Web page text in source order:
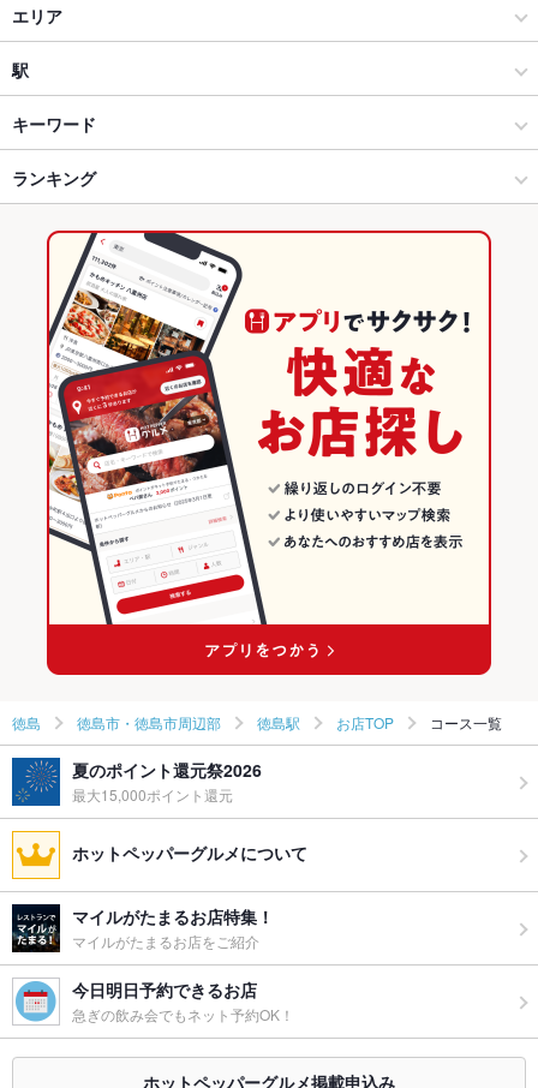
居酒屋
和風
徳島市・徳島市周辺部 × 居酒屋
徳島市・徳島市周辺部 × 和風
徳島駅 × 居酒屋
徳島駅 × 和風
エリア
徳島駅
徳島駅 × 居酒屋
徳島駅 × 和風
徳島 × 居酒屋
徳島 × 和風
駅
徳島駅
キーワード
からあげ
おばんざい つくね
ランキング
徳島のグルメランキング
徳島の居酒屋ランキング
徳島市・徳島市周辺部のグルメランキング
徳島市・徳島市周辺部の居酒屋ランキング
徳島駅のグルメランキング
徳島駅の居酒屋ランキング
徳島 徳島市・徳島市周辺部 徳島駅 お店TOP コース一覧
夏のポイント還元祭2026
最大15,000ポイント還元
ホットペッパーグルメについて
マイルがたまるお店特集！
マイルがたまるお店をご紹介
今日明日予約できるお店
急ぎの飲み会でもネット予約OK！
ホットペッパーグルメ掲載申込み